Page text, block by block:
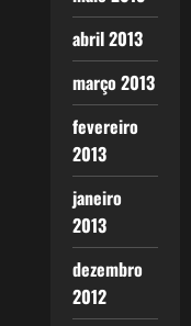
abril 2013
março 2013
fevereiro
2013
janeiro
2013
dezembro
2012